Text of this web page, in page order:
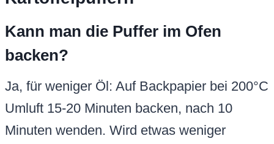
Kann man die Puffer im Ofen
backen?
Ja, für weniger Öl: Auf Backpapier bei 200°C
Umluft 15-20 Minuten backen, nach 10
Minuten wenden. Wird etwas weniger